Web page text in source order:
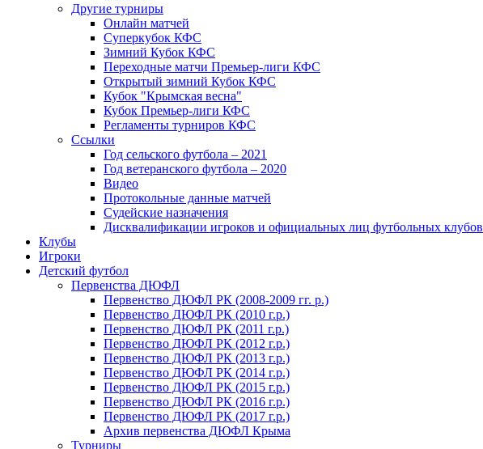
Другие турниры
Онлайн матчей
Суперкубок КФС
Зимний Кубок КФС
Переходные матчи Премьер-лиги КФС
Открытый зимний Кубок КФС
Кубок "Крымская весна"
Кубок Премьер-лиги КФС
Регламенты турниров КФС
Ссылки
Год сельского футбола – 2021
Год ветеранского футбола – 2020
Видео
Протокольные данные матчей
Судейские назначения
Дисквалификации игроков и официальных лиц футбольных клубов
Клубы
Игроки
Детский футбол
Первенства ДЮФЛ
Первенство ДЮФЛ РК (2008-2009 гг. р.)
Первенство ДЮФЛ РК (2010 г.р.)
Первенство ДЮФЛ РК (2011 г.р.)
Первенство ДЮФЛ РК (2012 г.р.)
Первенство ДЮФЛ РК (2013 г.р.)
Первенство ДЮФЛ РК (2014 г.р.)
Первенство ДЮФЛ РК (2015 г.р.)
Первенство ДЮФЛ РК (2016 г.р.)
Первенство ДЮФЛ РК (2017 г.р.)
Архив первенства ДЮФЛ Крыма
Турниры